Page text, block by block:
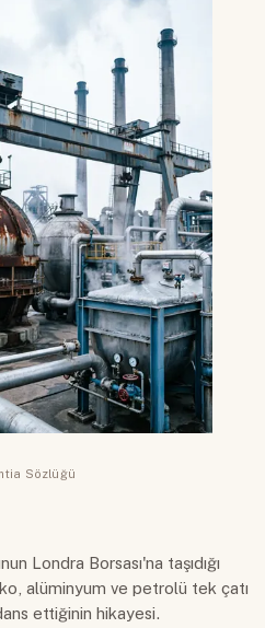
Sözlüğü
Londra Borsası'na taşıdığı
alüminyum ve petrolü tek çatı
ettiğinin hikayesi.